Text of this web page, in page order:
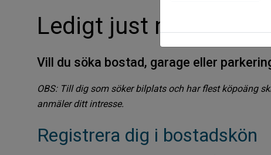
Ledigt just nu
Vill du söka bostad, garage eller
OBS: Till dig som söker bilplats och har flest köpoäng
anmäler ditt intresse.
Registrera dig i bostadskön